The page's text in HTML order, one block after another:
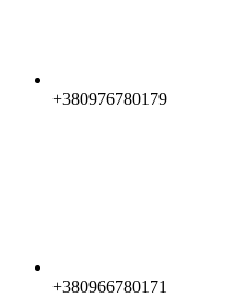
+380976780179
+380966780171